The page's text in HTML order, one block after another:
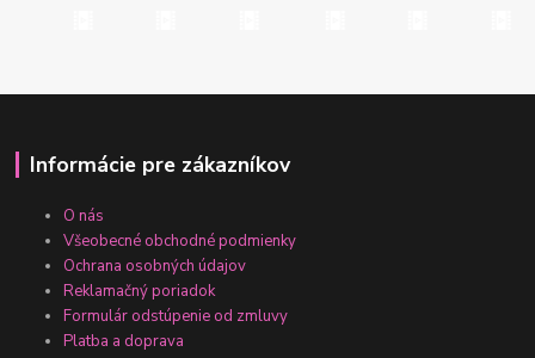
Informácie pre zákazníkov
O nás
Všeobecné obchodné podmienky
Ochrana osobných údajov
Reklamačný poriadok
Formulár odstúpenie od zmluvy
Platba a doprava